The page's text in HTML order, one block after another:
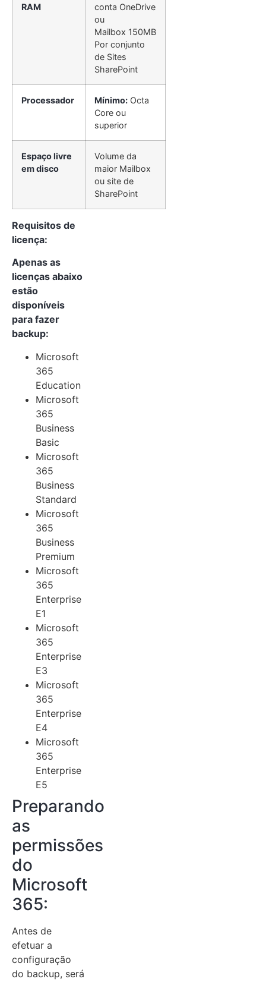
RAM
conta OneDrive
ou
Mailbox 150MB
Por conjunto
de Sites
SharePoint
Processador Mínimo: Octa
Core ou
superior
Espaço livre
em disco
Volume da
maior Mailbox
ou site de
SharePoint
Requisitos de
licença:
Apenas as
licenças abaixo
estão
disponíveis
para fazer
backup:
Microsoft
365
Education
Microsoft
365
Business
Basic
Microsoft
365
Business
Standard
Microsoft
365
Business
Premium
Microsoft
365
Enterprise
E1
Microsoft
365
Enterprise
E3
Microsoft
365
Enterprise
E4
Microsoft
365
Enterprise
E5
Preparando
as
permissões
do
Microsoft
365:
Antes de
efetuar a
configuração
do backup, será